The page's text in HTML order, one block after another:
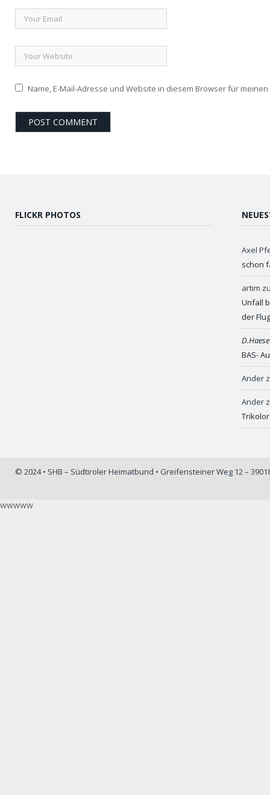
Name, E-Mail-Adresse und Website in diesem Browser für
FLICKR PHOTOS
Axel
schon
artim
Unfall
der
BAS-
Ander
Ander
© 2024 • SHB – Südtiroler Heimatbund • Greifensteiner Weg 12 –
wwwww